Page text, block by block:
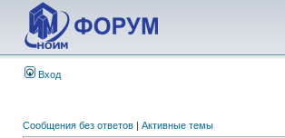
Вход
Сообщения без ответов | Активные темы